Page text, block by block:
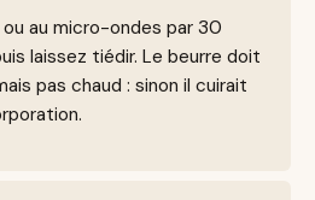
au micro-ondes par 30
laissez tiédir. Le beurre doit
pas chaud : sinon il cuirait